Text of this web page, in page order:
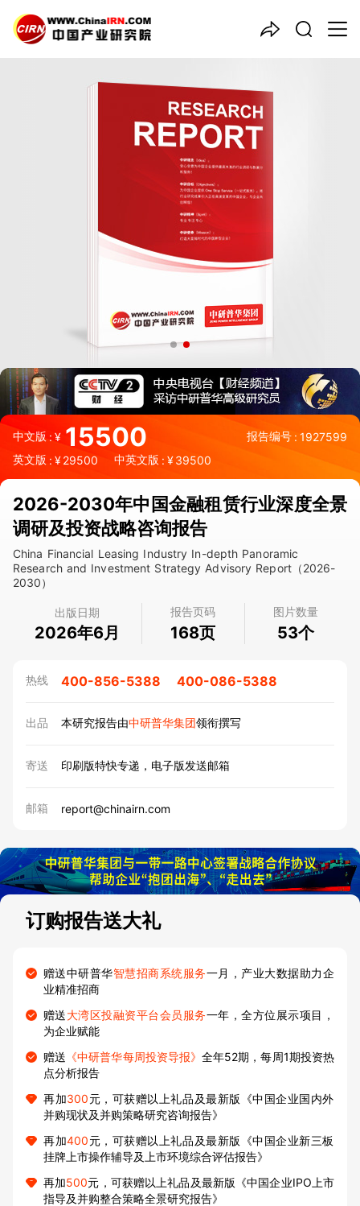
中文版:¥ 15500 报告编号 : 1927599
英文版 : ¥29500 中英文版 : ¥39500
2026-2030年中国金融租赁行业深度全景
调研及投资战略咨询报告
China Financial Leasing Industry In-depth Panoramic
Research and Investment Strategy Advisory Report（2026-
2030）
出版日期
2026年6月
报告页码
168页
图片数量
53个
热线 400-856-5388 400-086-5388
出品 本研究报告由中研普华集团领衔撰写
寄送 印刷版特快专递，电子版发送邮箱
邮箱 report@chinairn.com
订购报告送大礼
赠送中研普华智慧招商系统服务一月，产业大数据助力企
业精准招商
赠送大湾区投融资平台会员服务一年，全方位展示项目，
为企业赋能
赠送 《中研普华每周投资导报》全年52期，每周1期投资热
点分析报告
再加300元，可获赠以上礼品及最新版《中国企业国内外
并购现状及并购策略研究咨询报告》
再加400元，可获赠以上礼品及最新版《中国企业新三板
挂牌上市操作辅导及上市环境综合评估报告》
再加500元，可获赠以上礼品及最新版《中国企业IPO上市
指导及并购整合策略全景研究报告》
中国产业咨询领导者
2026-2030年中国
行业深度全景调研及投资战略
咨询报告
品质保障，一年免费更新维护
报告编号：1927599
出版日期：2026年6月
《2026-2030年中国金融租赁行业深度全景调研及投资战略咨询
报告》由中研普华金融租赁行业分析专家领衔撰写，主要分析了金
融租赁行业的市场规模、发展现状与投资前景，同时对金融租赁行
业的未来发展做出科学的趋势预测和专业的金融租赁行业数据分
析，帮助客户评估金融租赁行业投资价值。
27年研究经验，深度洞察行业驱动力
多元化、高学历的实战型精英团队